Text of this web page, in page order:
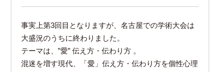
事実上第3回目となりますが、名古屋での学術大会は
大盛況のうちに終わりました。
テーマは、”愛” 伝え方・伝わり方 。
混迷を増す現代、「愛」伝え方・伝わり方を個性心理